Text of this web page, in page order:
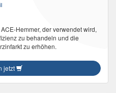
Hemmer, der verwendet wird,
zu behandeln und die
zu erhöhen.
jetzt